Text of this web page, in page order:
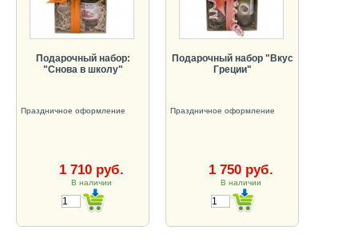
Подарочный набор:
"Снова в школу"
Праздничное оформление
1 710 руб.
В наличии
Подарочный набор "Вкус
Греции"
Праздничное оформление
1 750 руб.
В наличии